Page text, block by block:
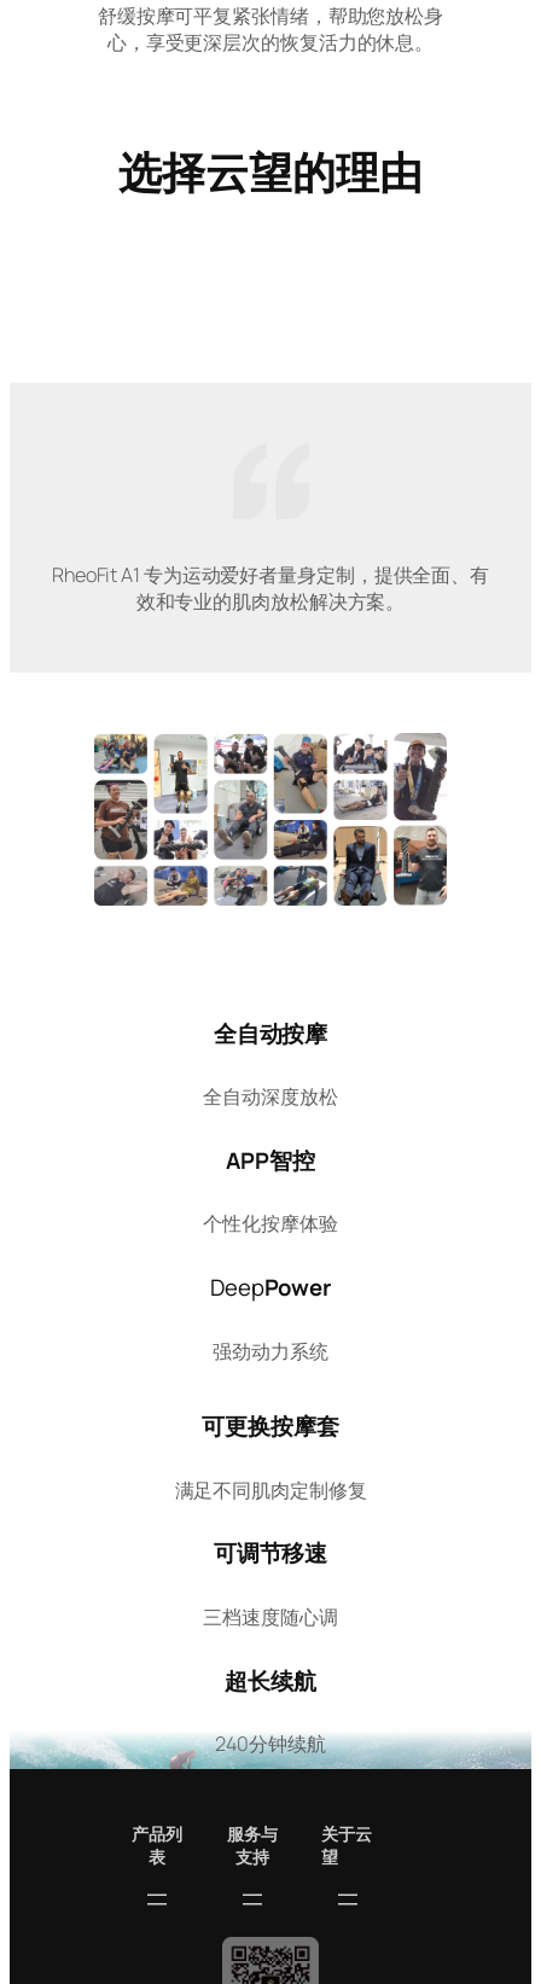
舒缓按摩可平复紧张情绪，帮助您放松身
心，享受更深层次的恢复活力的休息。
选择云望的理由
RheoFit A1 专为运动爱好者量身定制，提供全面、有
效和专业的肌肉放松解决方案。
全自动按摩
全自动深度放松
APP智控
个性化按摩体验
DeepPower
强劲动力系统
可更换按摩套
满足不同肌肉定制修复
可调节移速
三档速度随心调
超长续航
240分钟续航
产品列
表
服务与
支持
关于云
望